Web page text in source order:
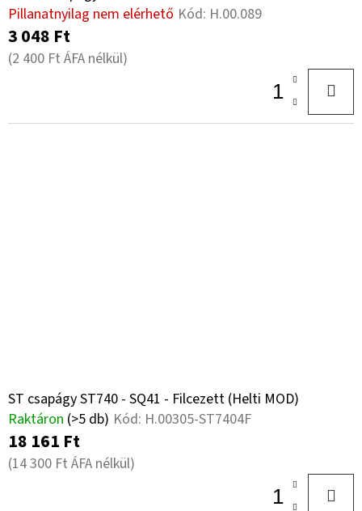
Pillanatnyilag nem elérhető Kód: H.00.089
3 048 Ft
(2 400 Ft ÁFA nélkül)
ST csapágy ST740 - SQ41 - Filcezett (Helti MOD)
Raktáron (>5 db) Kód: H.00305-ST7404F
18 161 Ft
(14 300 Ft ÁFA nélkül)